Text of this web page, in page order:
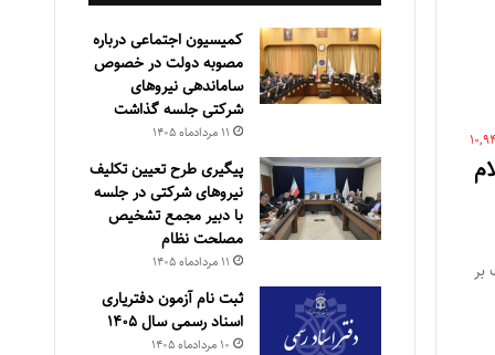
کمیسیون اجتماعی درباره
مصوبه دولت در خصوص
ساماندهی نیروهای
شرکتی جلسه گذاشت
۱۱ مرداد‌ماه ۱۴۰۵
پیگیری طرح تعیین تکلیف
نیروهای شرکتی در جلسه
با دبیر مجمع تشخیص
مصلحت نظام
۱۱ مرداد‌ماه ۱۴۰۵
ثبت نام آزمون دفتریاری
اسناد رسمی سال ۱۴۰۵
۱۰ مرداد‌ماه ۱۴۰۵